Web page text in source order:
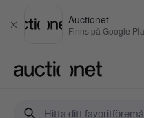
Stäng
Auctionet
Finns på Google